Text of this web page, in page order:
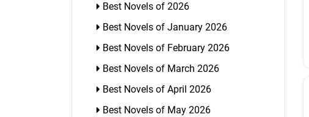
Best Novels of 2026
Best Novels of January 2026
Best Novels of February 2026
Best Novels of March 2026
Best Novels of April 2026
Best Novels of May 2026